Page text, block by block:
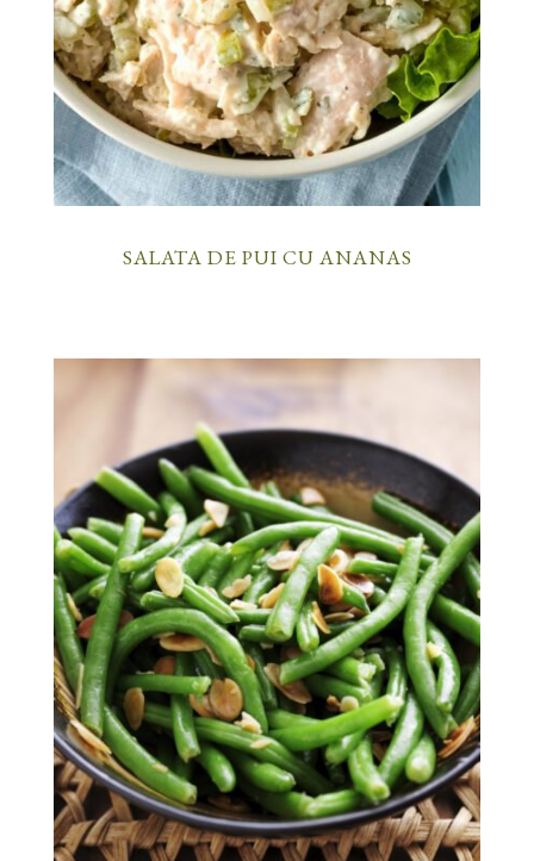
SALATA DE PUI CU ANANAS